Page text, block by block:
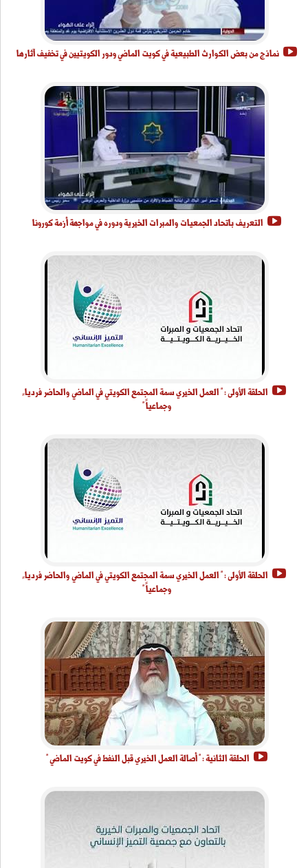
نماذج من بعض الكوارث الطبيعية في كويت الماضي ودور الكويتيين في تخفيف آثارها
التعريف باتحاد الجمعيات والمبرات الخيرية ودوره في مواجهة أزمة كورونا
الحلقة الأولى : " العمل الخيري سمة المجتمع الكويتي في الماضي والحاضر فرديا ً
وجماعياً "
الحلقة الأولى : " العمل الخيري سمة المجتمع الكويتي في الماضي والحاضر فرديا ً
وجماعياً "
الحلقة الثانية : " أصالة العمل الخيري قبل النفط في كويت الماضي "